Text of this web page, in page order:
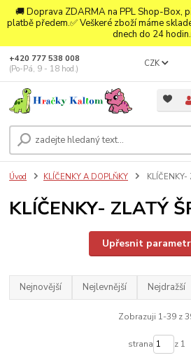
🚚 Doprava ZDARMA na PPL Shop-Box,
platbě předem.✅ Veškeré zboží máme
dnech do 24
CZK
+420 777 538 008
(Po-Pá, 9 - 18 hod.)
Úvod KLÍČENKY A DOPLŇKY KLÍČENKY-
KLÍČENKY- ZLATÝ
Upřesnit
Nejnovější Nejlevnější Nejdražší
Zobrazuji 1-39 z
strana z 1